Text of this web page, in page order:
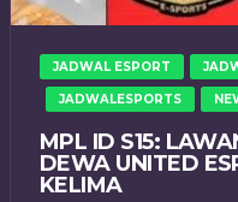
JADWAL ESPORT
JADWALESPORTS
MPL ID S15:
DEWA UNITED
KELIMA